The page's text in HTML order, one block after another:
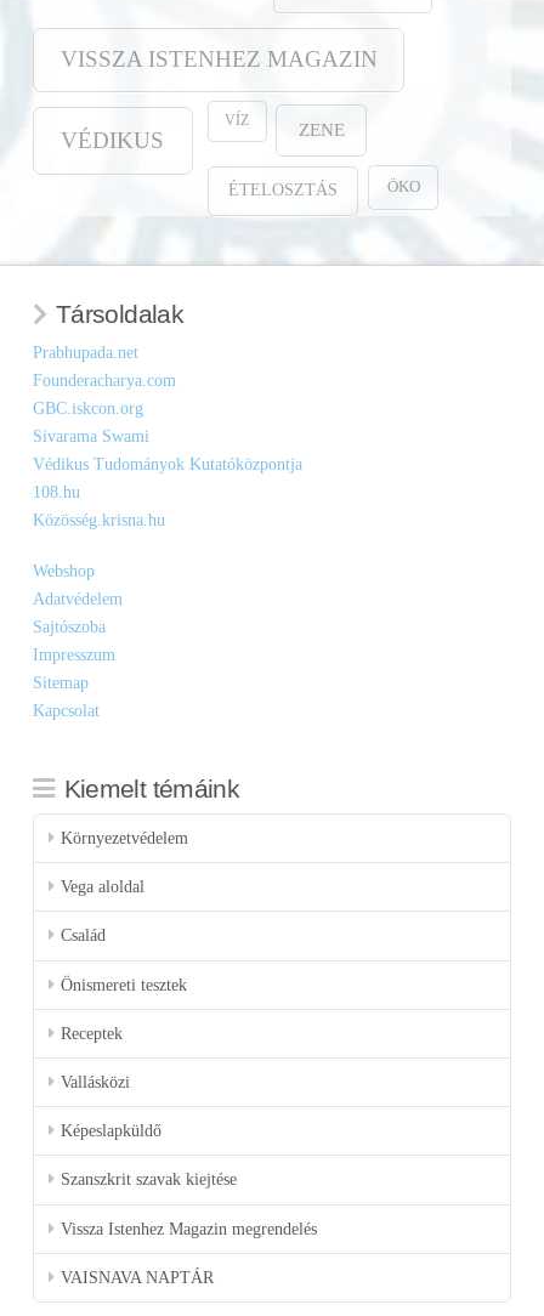
VISSZA ISTENHEZ MAGAZIN
VÉDIKUS
VÍZ ZENE
ÉTELOSZTÁS ÖKO
Társoldalak
Prabhupada.net
Founderacharya.com
GBC.iskcon.org
Sivarama Swami
Védikus Tudományok Kutatóközpontja
108.hu
Közösség.krisna.hu
Webshop
Adatvédelem
Sajtószoba
Impresszum
Sitemap
Kapcsolat
Kiemelt témáink
Környezetvédelem
Vega aloldal
Család
Önismereti tesztek
Receptek
Vallásközi
Képeslapküldő
Szanszkrit szavak kiejtése
Vissza Istenhez Magazin megrendelés
VAISNAVA NAPTÁR